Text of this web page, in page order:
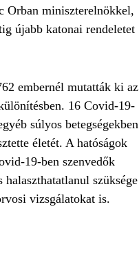
Orban miniszterelnökkel,
újabb katonai rendeletet
embernél mutatták ki az
16 Covid-19-
súlyos betegségekben
életét. A hatóságok
19-ben szenvedők
szüksége
vizsgálatokat is.